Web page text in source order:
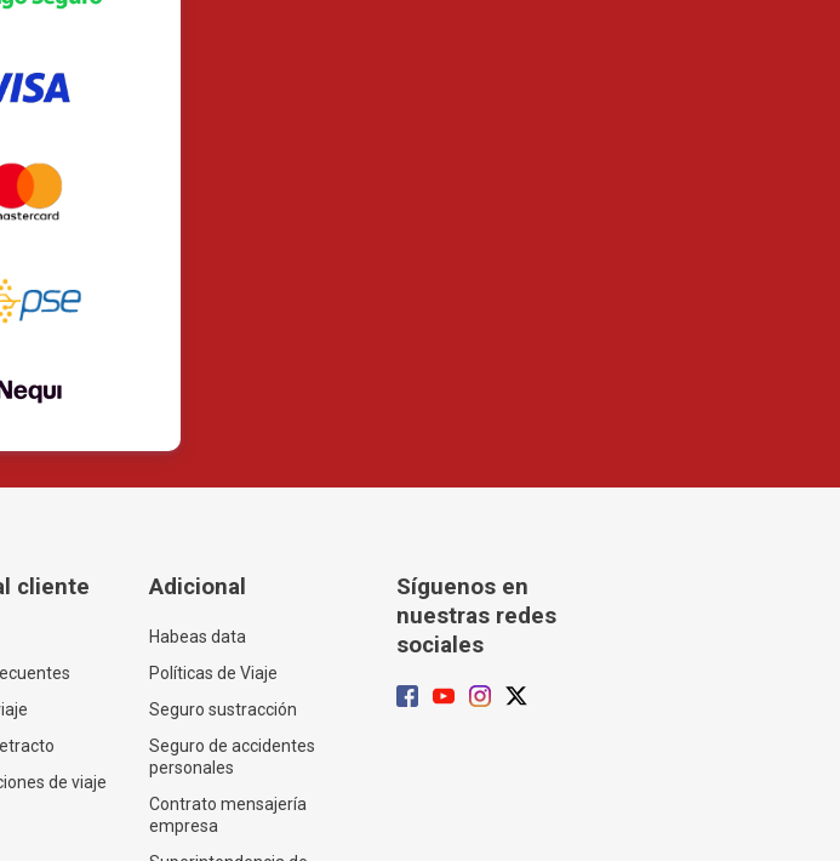
cliente
de viaje
Adicional
Habeas data
Políticas de Viaje
Seguro sustracción
Seguro de accidentes
personales
Contrato mensajería
empresa
Síguenos en
nuestras redes
sociales